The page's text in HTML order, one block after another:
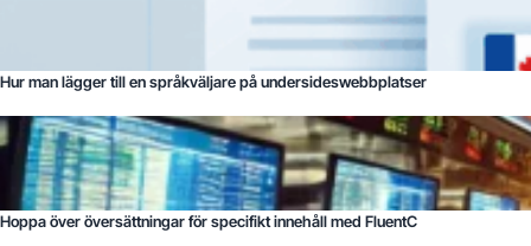
Hur man lägger till en språkväljare på undersideswebbplatser
Hoppa över översättningar för specifikt innehåll med FluentC